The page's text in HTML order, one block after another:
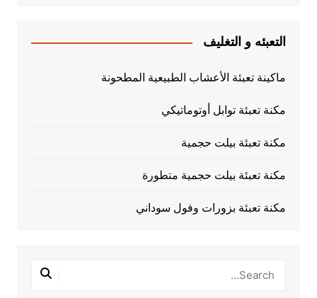
التعبئه و التغليف
ماكينة تعبئة الأعشاب الطبيعية المطحونة
مكنة تعبئة توابل أوتوماتيكي
مكنة تعبئة بيلت حجمية
مكنة تعبئة بيلت حجمية متطورة
مكنة تعبئة بزورات وفول سوداني